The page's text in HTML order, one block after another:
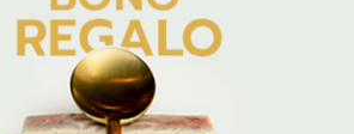
SELECCIONAR IMPORTE